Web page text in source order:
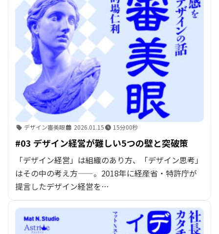
デザイン審美眼 2026.01.15 15分00秒
#03 デザイン経営が難しい5つの壁と突破策
「デザイン経営」は組織のあり方、「デザイン思考」
はその中の考え方——。2018年に経産省・特許庁が
提言したデザイン経営を…